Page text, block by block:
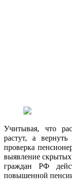
Учитывая, что
растут, а
проверка
выявление
граждан РФ
повышенной